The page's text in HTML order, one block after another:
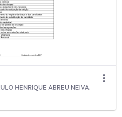
HENRIQUE ABREU NEIVA.